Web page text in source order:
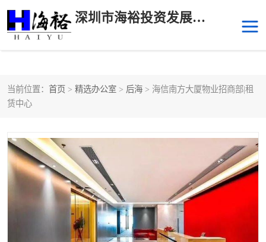
深圳市海裕投资发展有限公司
当前位置： 首页 > 精选办公室 > 后海 > 海信南方大厦物业招商部|租
赁中心
后海
前海 深圳湾科技生态园
福田中心区写字楼租赁 宝安中心区
福田车公庙